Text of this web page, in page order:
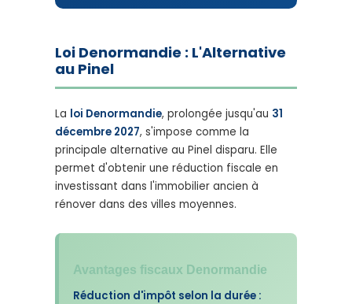
Loi Denormandie : L'Alternative
au Pinel
La loi Denormandie, prolongée jusqu'au 31
décembre 2027, s'impose comme la
principale alternative au Pinel disparu. Elle
permet d'obtenir une réduction fiscale en
investissant dans l'immobilier ancien à
rénover dans des villes moyennes.
Avantages fiscaux Denormandie
Réduction d'impôt selon la durée :